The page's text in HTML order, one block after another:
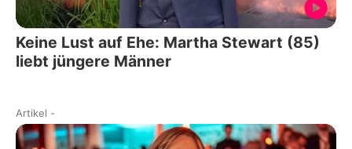
Keine Lust auf Ehe: Martha Stewart (85)
liebt jüngere Männer
Artikel -